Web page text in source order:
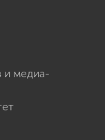
и медиа-